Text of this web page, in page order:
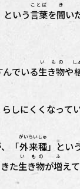
という言葉
ことば
を聞
き
い
んでいる生き物
い もの
や
し
しにくくなってい
「外来
がいらい
種
しゅ
」とい
た生き物
い もの
が増
ふ
え